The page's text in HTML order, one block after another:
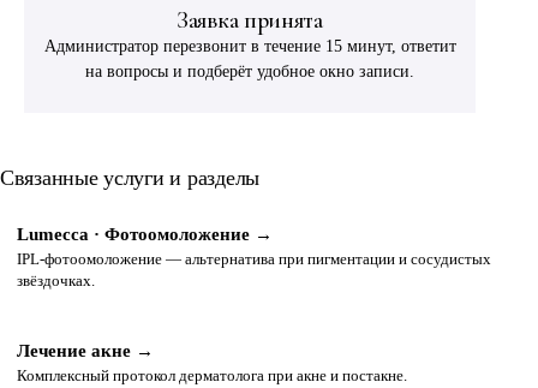
Заявка принята
Администратор перезвонит в течение 15 минут, ответит
на вопросы и подберёт удобное окно записи.
Связанные услуги и разделы
Lumecca · Фотоомоложение →
IPL-фотоомоложение — альтернатива при пигментации и сосудистых
звёздочках.
Лечение акне →
Комплексный протокол дерматолога при акне и постакне.